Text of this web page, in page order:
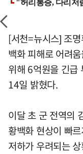
[서천=뉴시스] 조
백화 피해로 어려
위해 6억원을 긴급
14일 밝혔다.
이달 초 군 전역의
황백화 현상이 빠
저하가 우려되는